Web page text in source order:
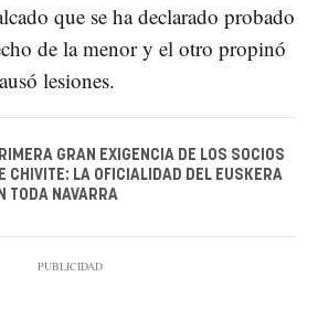
que se ha declarado probado
de la menor y el otro propinó
lesiones.
GRAN EXIGENCIA DE LOS SOCIOS
CHIVITE: LA OFICIALIDAD DEL EUSKERA
TODA NAVARRA